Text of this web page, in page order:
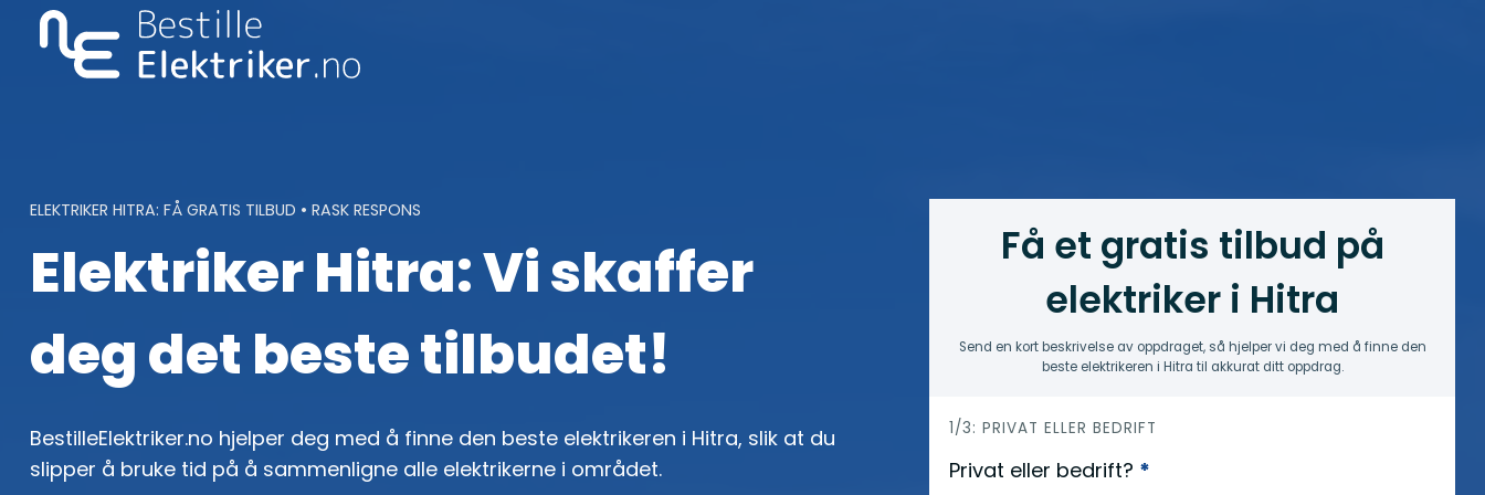
content
ELEKTRIKER HITRA: FÅ GRATIS TILBUD • RASK RESPONS
Elektriker Hitra: Vi skaffer
deg det beste tilbudet!
BestilleElektriker.no hjelper deg med å finne den beste elektrikeren i Hitra, slik at du
slipper å bruke tid på å sammenligne alle elektrikerne i området.
Få et gratis tilbud på
elektriker i Hitra
Send en kort beskrivelse av oppdraget, så hjelper vi deg med å finne den
beste elektrikeren i Hitra til akkurat ditt oppdrag.
h
e
1/3: PRIVAT ELLER BEDRIFT
Privat eller bedrift? *